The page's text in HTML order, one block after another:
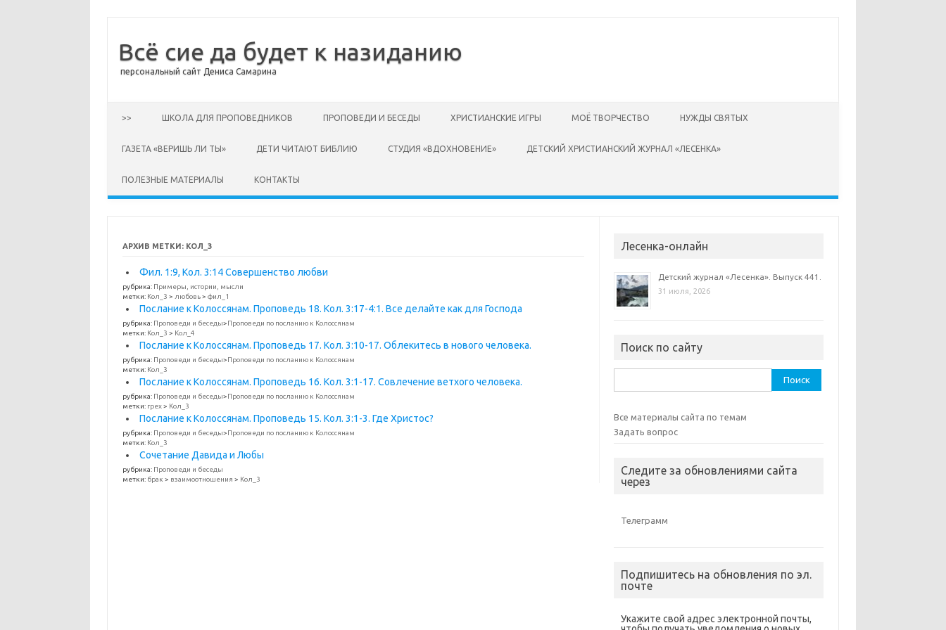
Всё сие да будет к назиданию
персональный сайт Дениса Самарина
>> ШКОЛА ДЛЯ ПРОПОВЕДНИКОВ ПРОПОВЕДИ И БЕСЕДЫ ХРИСТИАНСКИЕ ИГРЫ МОЁ ТВОРЧЕСТВО НУЖДЫ СВЯТЫХ
ГАЗЕТА «ВЕРИШЬ ЛИ ТЫ» ДЕТИ ЧИТАЮТ БИБЛИЮ СТУДИЯ «ВДОХНОВЕНИЕ» ДЕТСКИЙ ХРИСТИАНСКИЙ ЖУРНАЛ «ЛЕСЕНКА»
ПОЛЕЗНЫЕ МАТЕРИАЛЫ КОНТАКТЫ
АРХИВ МЕТКИ: КОЛ_3
Фил. 1:9, Кол. 3:14 Совершенство любви
рубрика: Примеры, истории, мысли
метки: Кол_3 > любовь> фил_1
Послание к Колоссянам. Проповедь 18. Кол. 3:17-4:1. Все делайте как для Господа
рубрика: Проповеди и беседы>Проповеди по посланию к Колоссянам
метки: Кол_3 > Кол_4
Послание к Колоссянам. Проповедь 17. Кол. 3:10-17. Облекитесь в нового человека.
рубрика: Проповеди и беседы>Проповеди по посланию к Колоссянам
метки: Кол_3
Послание к Колоссянам. Проповедь 16. Кол. 3:1-17. Совлечение ветхого человека.
рубрика: Проповеди и беседы>Проповеди по посланию к Колоссянам
метки: грех> Кол_3
Послание к Колоссянам. Проповедь 15. Кол. 3:1-3. Где Христос?
рубрика: Проповеди и беседы>Проповеди по посланию к Колоссянам
метки: Кол_3
Сочетание Давида и Любы
рубрика: Проповеди и беседы
метки: брак > взаимоотношения > Кол_3
Лесенка-онлайн
Детский журнал «Лесенка». Выпуск 441.
31 июля, 2026
Поиск по сайту
Все материалы сайта по темам
Задать вопрос
Следите за обновлениями сайта
через
Телеграмм
Подпишитесь на обновления по эл.
почте
Укажите свой адрес электронной почты,